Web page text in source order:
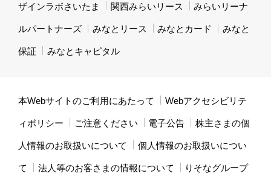
ザインラボさいたま 関西みらいリース みらいリーナ
ルパートナーズ みなとリース みなとカード みなと
保証 みなとキャピタル
本Webサイトのご利用にあたって Webアクセシビリテ
ィポリシー ご注意ください 電子公告 株主さまの個
人情報のお取扱いについて 個人情報のお取扱いについ
て 法人等のお客さまの情報について りそなグループ